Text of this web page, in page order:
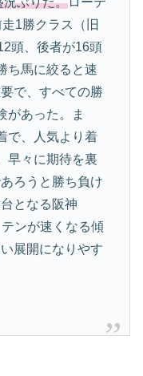
1勝クラス（旧
頭、後者が16頭
ち馬に絞ると速
で、すべての勝
があった。ま
で、人気より着
早々に期待を裏
ろうと勝ち負け
となる阪神
ンが速くなる傾
展開になりやす